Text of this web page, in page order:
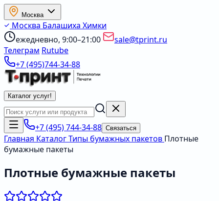
Москва
Москва Балашиха Химки
ежедневно, 9:00–21:00
sale@tprint.ru
Телеграм Rutube
+7 (495)744-34-88
Каталог услуг!
+7 (495) 744-34-88 Связаться
Главная КаталогТипы бумажных пакетов Плотные
бумажные пакеты
Плотные бумажные пакеты